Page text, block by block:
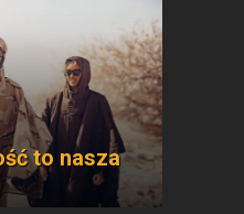
to nasza